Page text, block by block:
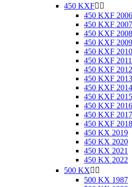
450 KXF 
450 KXF 2006
450 KXF 2007
450 KXF 2008
450 KXF 2009
450 KXF 2010
450 KXF 2011
450 KXF 2012
450 KXF 2013
450 KXF 2014
450 KXF 2015
450 KXF 2016
450 KXF 2017
450 KXF 2018
450 KX 2019
450 KX 2020
450 KX 2021
450 KX 2022
500 KX 
500 KX 1987